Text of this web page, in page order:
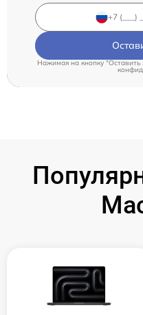
Нажимая на кнопку